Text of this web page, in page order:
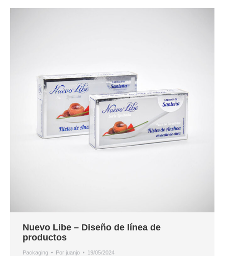
Nuevo Libe – Diseño de línea de
productos
Packaging Por juanjo 19/05/2024